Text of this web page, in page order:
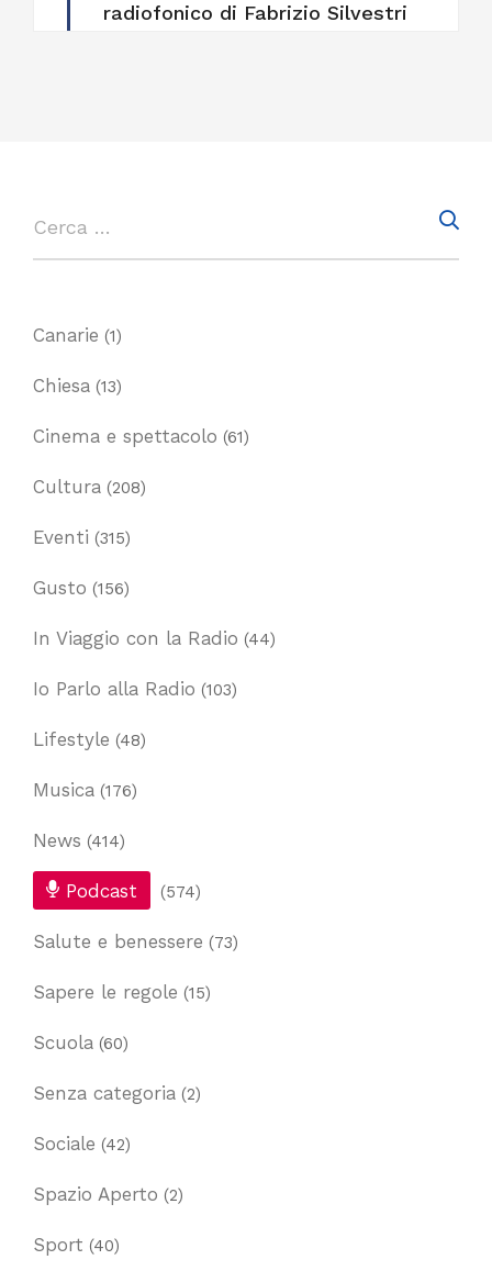
radiofonico di Fabrizio Silvestri
Canarie (1)
Chiesa (13)
Cinema e spettacolo (61)
Cultura (208)
Eventi (315)
Gusto (156)
In Viaggio con la Radio (44)
Io Parlo alla Radio (103)
Lifestyle (48)
Musica (176)
News (414)
Podcast (574)
Salute e benessere (73)
Sapere le regole (15)
Scuola (60)
Senza categoria (2)
Sociale (42)
Spazio Aperto (2)
Sport (40)